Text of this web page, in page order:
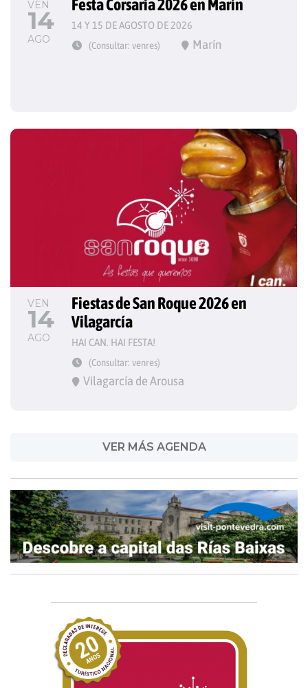
VEN
14
AGO
Festa Corsaria 2026 en Marín
14 Y 15 DE AGOSTO DE 2026
(Consultar: venres) Marín
VEN
14
AGO
Fiestas de San Roque 2026 en
Vilagarcía
HAI CAN. HAI FESTA!
(Consultar: venres)
Vilagarcía de Arousa
VER MÁS AGENDA